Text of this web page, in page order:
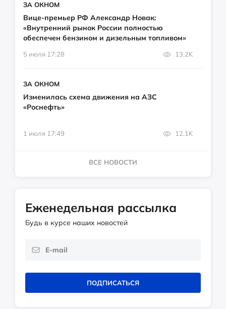
ЗА ОКНОМ
Вице-премьер РФ Александр Новак:
«Внутренний рынок России полностью
обеспечен бензином и дизельным топливом»
5 июля 17:28 13.2K
ЗА ОКНОМ
Изменилась схема движения на АЗС
«Роснефть»
1 июля 17:49 12.1K
ВСЕ НОВОСТИ
Еженедельная рассылка
Будь в курсе наших новостей
ПОДПИСАТЬСЯ